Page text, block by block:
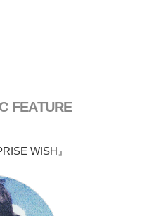
FEATURE
WISH』